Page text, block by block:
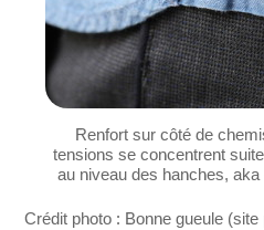
Renfort sur côté de
tensions se concentrent
au niveau des hanches, aka
Crédit photo : Bonne gueule